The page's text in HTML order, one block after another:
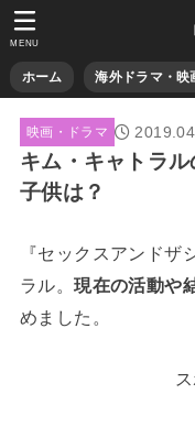
ホーム 海外ドラマ・映
MENU
映画・ドラマ
キム・キャトラル
子供は？
『セックスアンドザ
ラル。現在の活動や
めました。